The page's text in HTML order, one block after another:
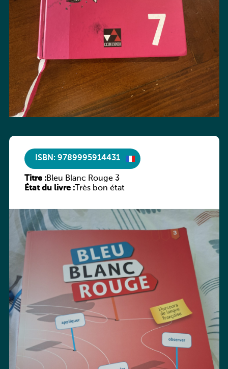
ISBN: 9789995914431
Titre :Bleu Blanc Rouge 3
État du livre :Très bon état